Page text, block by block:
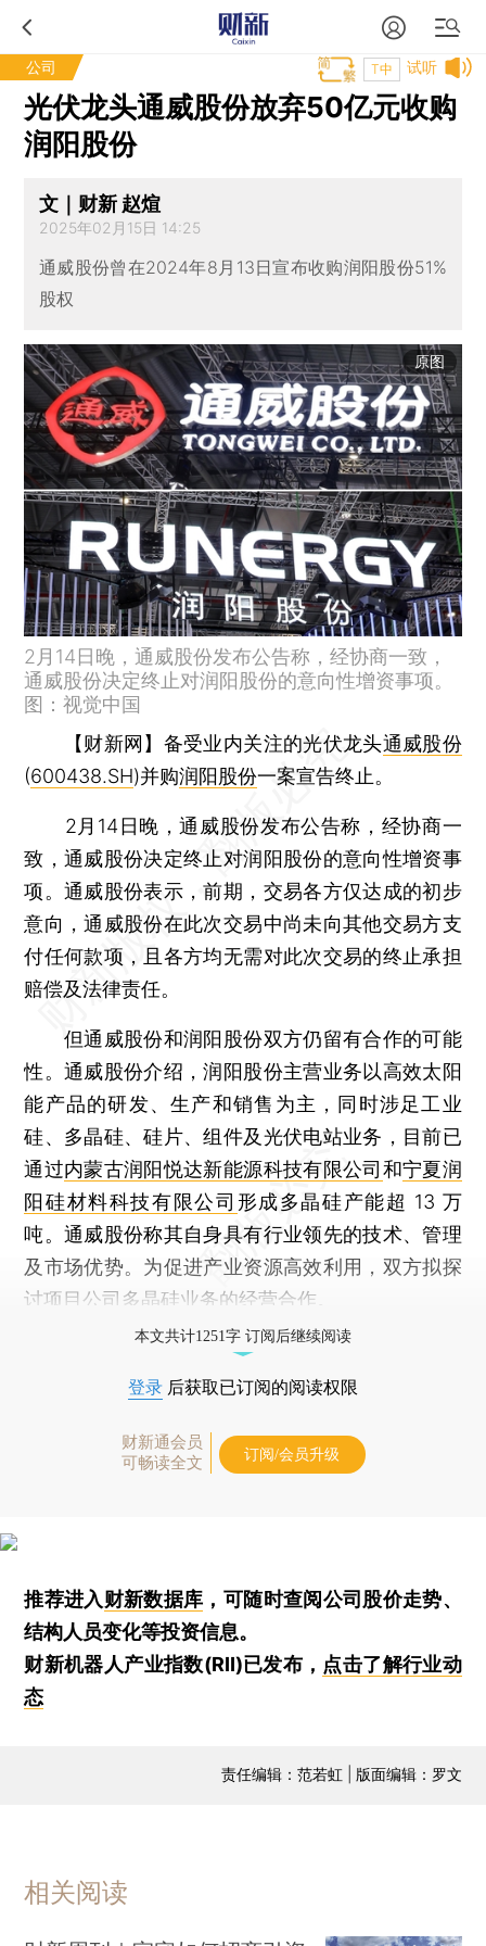
公司 试听
T中
光伏龙头通威股份放弃50亿元收购
润阳股份
文｜财新 赵煊
2025年02月15日 14:25
通威股份曾在2024年8月13日宣布收购润阳股份51%
股权
原图
2月14日晚，通威股份发布公告称，经协商一致，
通威股份决定终止对润阳股份的意向性增资事项。
图：视觉中国
【财新网】 备受业内关注的光伏龙头通威股份
(600438.SH)并购润阳股份一案宣告终止。
2月14日晚，通威股份发布公告称，经协商一
致，通威股份决定终止对润阳股份的意向性增资事
项。通威股份表示，前期，交易各方仅达成的初步
意向，通威股份在此次交易中尚未向其他交易方支
付任何款项，且各方均无需对此次交易的终止承担
赔偿及法律责任。
但通威股份和润阳股份双方仍留有合作的可能
性。通威股份介绍，润阳股份主营业务以高效太阳
能产品的研发、生产和销售为主，同时涉足工业
硅、多晶硅、硅片、组件及光伏电站业务，目前已
通过内蒙古润阳悦达新能源科技有限公司和宁夏润
阳硅材料科技有限公司 形成多晶硅产能超 13 万
吨。通威股份称其自身具有行业领先的技术、管理
及市场优势。为促进产业资源高效利用，双方拟探
讨项目公司多晶硅业务的经营合作。
本文共计1251字 订阅后继续阅读
登录 后获取已订阅的阅读权限
财新通会员
可畅读全文
订阅/会员升级
推荐进入财新数据库 ，可随时查阅公司股价走势、
结构人员变化等投资信息。
财新机器人产业指数(RII)已发布， 点击了解行业动
态
责任编辑：范若虹 | 版面编辑：罗文
相关阅读